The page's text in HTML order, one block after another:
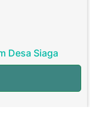
Desa Siaga